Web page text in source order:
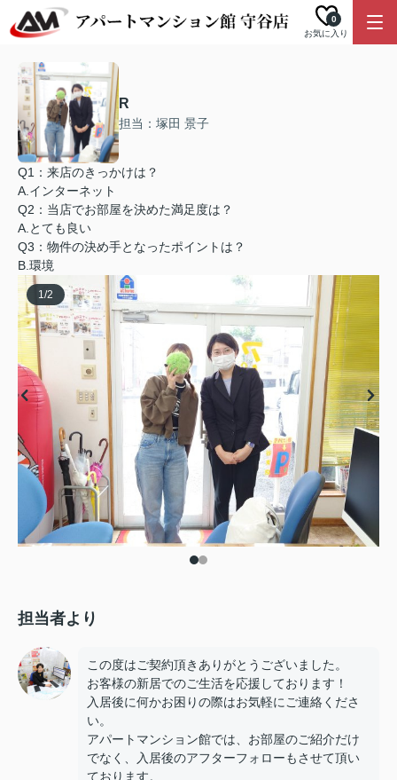
お気に入り
0
R
担当：塚田 景子
Q1：来店のきっかけは？
A.インターネット
Q2：当店でお部屋を決めた満足度は？
A.とても良い
Q3：物件の決め手となったポイントは？
B.環境
1/2
担当者より
この度はご契約頂きありがとうございました。
お客様の新居でのご生活を応援しております！
入居後に何かお困りの際はお気軽にご連絡くださ
い。
アパートマンション館では、お部屋のご紹介だけ
でなく、入居後のアフターフォローもさせて頂い
ております。